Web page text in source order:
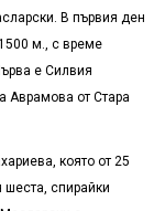
В първия ден
м., с време
е Силвия
Аврамова от Стара
която от 25
шеста, спирайки